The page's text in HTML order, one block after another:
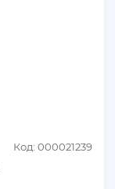
Код: 000021239